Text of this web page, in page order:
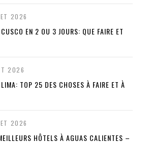
2026
EN 2 OU 3 JOURS: QUE FAIRE ET
2026
TOP 25 DES CHOSES À FAIRE ET À
2026
HÔTELS À AGUAS CALIENTES –